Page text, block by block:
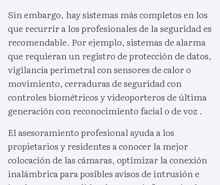
Sin embargo, hay sistemas más completos en los
que recurrir a los profesionales de la seguridad es
recomendable. Por ejemplo, sistemas de alarma
que requieran un registro de protección de datos,
vigilancia perimetral con sensores de calor o
movimiento, cerraduras de seguridad con
controles biométricos y videoporteros de última
generación con reconocimiento facial o de voz .
El asesoramiento profesional ayuda a los
propietarios y residentes a conocer la mejor
colocación de las cámaras, optimizar la conexión
inalámbrica para posibles avisos de intrusión e